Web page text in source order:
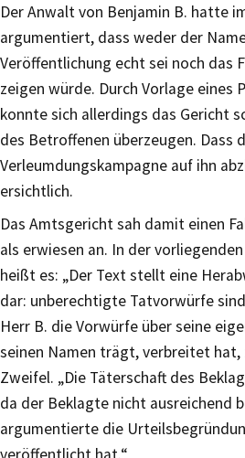
Der Anwalt von Benjamin B. hatte
argumentiert, dass weder der
Veröffentlichung echt sei noch das
zeigen würde. Durch Vorlage eines
konnte sich allerdings das Gericht
des Betroffenen überzeugen. Dass
Verleumdungskampagne auf ihn
ersichtlich.
Das Amtsgericht sah damit einen
als erwiesen an. In der
heißt es: „Der Text stellt eine
dar: unberechtigte Tatvorwürfe
Herr B. die Vorwürfe über seine
seinen Namen trägt, verbreitet hat,
Zweifel. „Die Täterschaft des
da der Beklagte nicht ausreichend
argumentierte die
veröffentlicht hat.“